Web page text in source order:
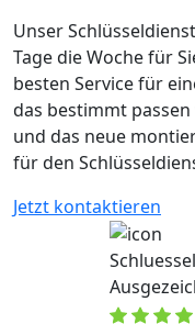
Unser
Tage die Woche für
besten Service für
das bestimmt
und das neue
für den
Jetzt kontaktieren